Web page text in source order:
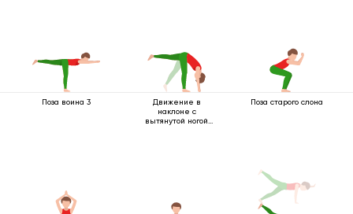
Поза воина 3
Движение в
наклоне с
вытянутой ногой
Поза старого слона